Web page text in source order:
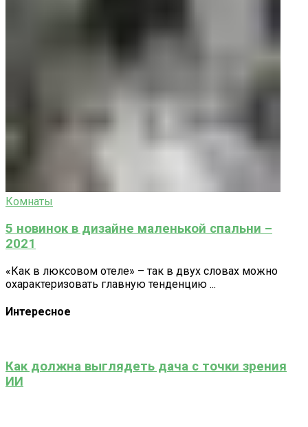
Комнаты
5 новинок в дизайне маленькой спальни –
2021
«Как в люксовом отеле» – так в двух словах можно
охарактеризовать главную тенденцию ...
Интересное
Как должна выглядеть дача с точки зрения
ИИ